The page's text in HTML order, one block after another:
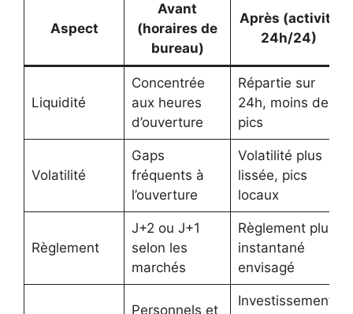
Aspect
Avant
(horaires de
bureau)
Après (activité
24h/24)
Liquidité
Concentrée
aux heures
d’ouverture
Répartie sur
24h, moins de
pics
Volatilité
Gaps
fréquents à
l’ouverture
Volatilité plus
lissée, pics
locaux
Règlement
J+2 ou J+1
selon les
marchés
Règlement plus
instantané
envisagé
Personnels et
Investissements